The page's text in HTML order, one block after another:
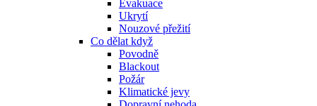
Evakuace
Ukrytí
Nouzové přežití
Co dělat když
Povodně
Blackout
Požár
Klimatické jevy